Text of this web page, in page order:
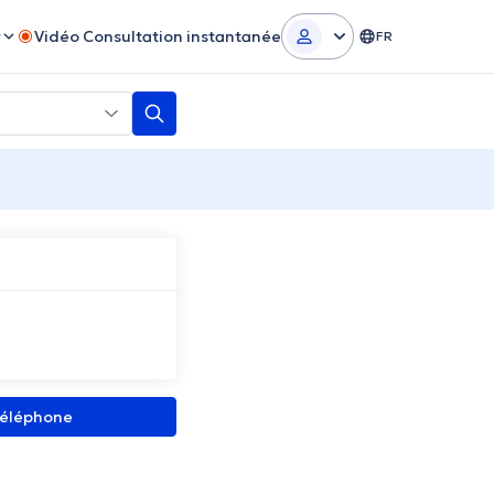
Vidéo Consultation instantanée FR